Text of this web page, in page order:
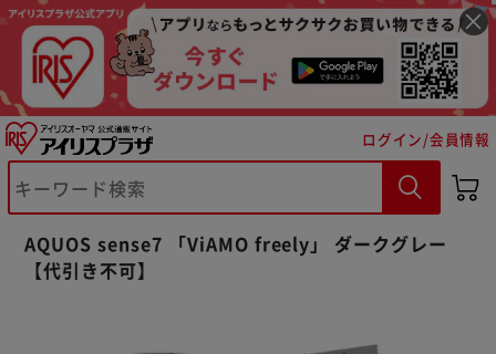
ログイン/会員情報
AQUOS sense7 「ViAMO freely」 ダークグレー
【代引き不可】
※ご確認ください
カートに入れる 購入手続きへ